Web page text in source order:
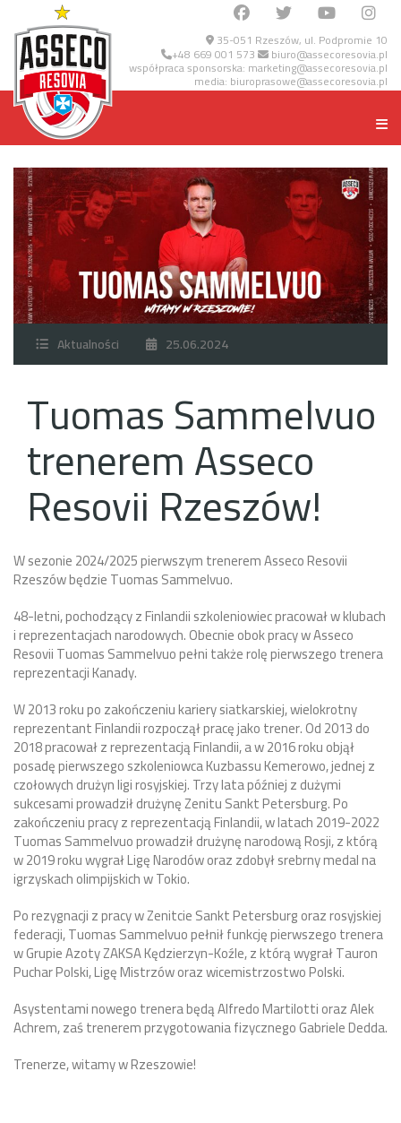
35-051 Rzeszów, ul. Podpromie 10
+48 669 001 573 biuro@assecoresovia.pl
współpraca sponsorska: marketing@assecoresovia.pl
media: biuroprasowe@assecoresovia.pl
Aktualności 25.06.2024
Tuomas Sammelvuo
trenerem Asseco
Resovii Rzeszów!
W sezonie 2024/2025 pierwszym trenerem Asseco Resovii
Rzeszów będzie Tuomas Sammelvuo.
48-letni, pochodzący z Finlandii szkoleniowiec pracował w klubach
i reprezentacjach narodowych. Obecnie obok pracy w Asseco
Resovii Tuomas Sammelvuo pełni także rolę pierwszego trenera
reprezentacji Kanady.
W 2013 roku po zakończeniu kariery siatkarskiej, wielokrotny
reprezentant Finlandii rozpoczął pracę jako trener. Od 2013 do
2018 pracował z reprezentacją Finlandii, a w 2016 roku objął
posadę pierwszego szkoleniowca Kuzbassu Kemerowo, jednej z
czołowych drużyn ligi rosyjskiej. Trzy lata później z dużymi
sukcesami prowadził drużynę Zenitu Sankt Petersburg. Po
zakończeniu pracy z reprezentacją Finlandii, w latach 2019-2022
Tuomas Sammelvuo prowadził drużynę narodową Rosji, z którą
w 2019 roku wygrał Ligę Narodów oraz zdobył srebrny medal na
igrzyskach olimpijskich w Tokio.
Po rezygnacji z pracy w Zenitcie Sankt Petersburg oraz rosyjskiej
federacji, Tuomas Sammelvuo pełnił funkcję pierwszego trenera
w Grupie Azoty ZAKSA Kędzierzyn-Koźle, z którą wygrał Tauron
Puchar Polski, Ligę Mistrzów oraz wicemistrzostwo Polski.
Asystentami nowego trenera będą Alfredo Martilotti oraz Alek
Achrem, zaś trenerem przygotowania fizycznego Gabriele Dedda.
Trenerze, witamy w Rzeszowie!